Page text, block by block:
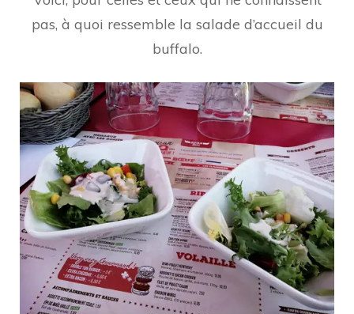
pas, à quoi ressemble la salade d’accueil du
buffalo.